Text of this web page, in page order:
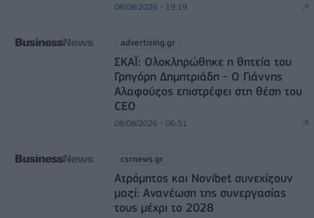
08/08/2026 - 19:19
advertising.gr
ΣΚΑΪ: Ολοκληρώθηκε η θητεία του
Γρηγόρη Δημητριάδη - Ο Γιάννης
Αλαφούζος επιστρέφει στη θέση του
CEO
08/08/2026 - 06:51
csrnews.gr
Ατρόμητος και Novibet συνεχίζουν
μαζί: Ανανέωση της συνεργασίας
τους μέχρι το 2028